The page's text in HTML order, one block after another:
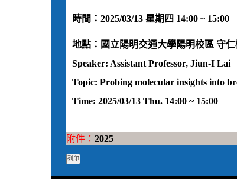
時間：2025/03/13 星期四 14:00 ~ 15:00
地點：國立陽明交通大學陽明校區 守仁
Speaker: Assistant Professor, Jiun-I Lai
Topic: Probing molecular insights into
Time: 2025/03/13 Thu. 14:00 ~ 15:00
附件： 2025